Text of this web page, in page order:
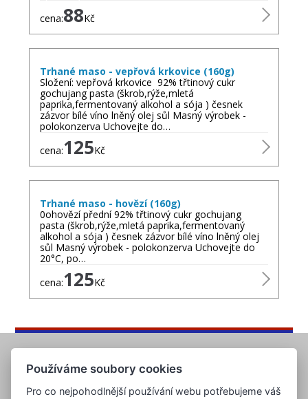
cena:88Kč
Trhané maso - vepřová krkovice (160g)
Složení: vepřová krkovice 92% třtinový cukr
gochujang pasta (škrob,rýže,mletá
paprika,fermentovaný alkohol a sója ) česnek
zázvor bílé víno lněný olej sůl Masný výrobek -
polokonzerva Uchovejte do…
cena:125Kč
Trhané maso - hovězí (160g)
0ohovězí přední 92% třtinový cukr gochujang
pasta (škrob,rýže,mletá paprika,fermentovaný
alkohol a sója ) česnek zázvor bílé víno lněný olej
sůl Masný výrobek - polokonzerva Uchovejte do
20°C, po…
cena:125Kč
Používáme soubory cookies
Pro co nejpohodlnější používání webu potřebujeme váš